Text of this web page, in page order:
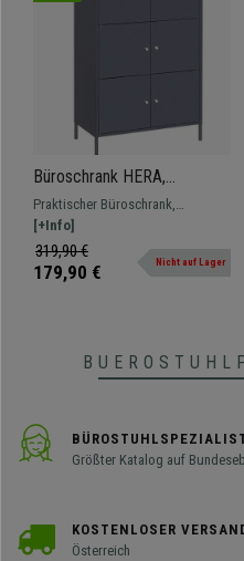
Büroschrank HERA,
105,2x65x36cm, modernes
Design, aus Metall, Farbe
Grau
Praktischer Büroschrank,
105,2x65x36 cm, 3 große Ablagen,
modernes Design und reichlich
Stauraum.
[+Info]
319,90 €
179,90 € Nicht auf Lager
Größter Katalog auf
KOSTENLOSER
Österreich